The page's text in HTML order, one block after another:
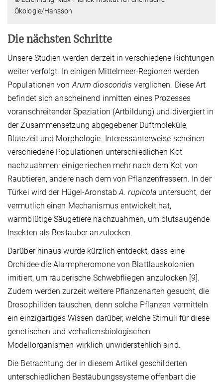
Ökologie/Hansson
Die nächsten Schritte
Unsere Studien werden derzeit in verschiedene Richtungen
weiter verfolgt. In einigen Mittelmeer-Regionen werden
Populationen vonArum dioscoridisverglichen. Diese Art
befindet sich anscheinend inmitten eines Prozesses
voranschreitender Speziation (Artbildung) und divergiert in
der Zusammensetzung abgegebener Duftmoleküle,
Blütezeit und Morphologie. Interessanterweise scheinen
verschiedene Populationen unterschiedlichen Kot
nachzuahmen: einige riechen mehr nach dem Kot von
Raubtieren, andere nach dem von Pflanzenfressern. In der
Türkei wird der Hügel-AronstabA. rupicola untersucht, der
vermutlich einen Mechanismus entwickelt hat,
warmblütige Säugetiere nachzuahmen, um blutsaugende
Insekten als Bestäuber anzulocken.
Darüber hinaus wurde kürzlich entdeckt, dass eine
Orchidee die Alarmpheromone von Blattlauskolonien
imitiert, um räuberische Schwebfliegen anzulocken [9].
Zudem werden zurzeit weitere Pflanzenarten gesucht, die
Drosophiliden täuschen, denn solche Pflanzen vermitteln
ein einzigartiges Wissen darüber, welche Stimuli für diese
genetischen und verhaltensbiologischen
Modellorganismen wirklich unwiderstehlich sind.
Die Betrachtung der in diesem Artikel geschilderten
unterschiedlichen Bestäubungssysteme offenbart die